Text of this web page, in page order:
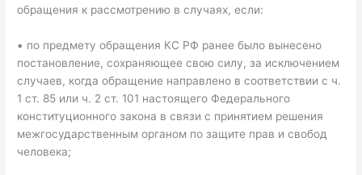
обращения к рассмотрению в случаях, если:
▪ по предмету обращения КС РФ ранее было вынесено
постановление, сохраняющее свою силу, за исключением
случаев, когда обращение направлено в соответствии с ч.
1 ст. 85 или ч. 2 ст. 101 настоящего Федерального
конституционного закона в связи с принятием решения
межгосударственным органом по защите прав и свобод
человека;